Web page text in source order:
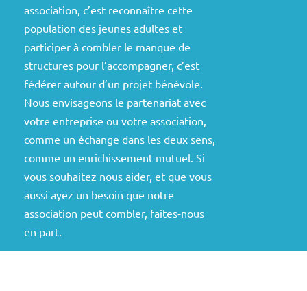
association, c’est reconnaître cette
population des jeunes adultes et
participer à combler le manque de
structures pour l’accompagner, c’est
fédérer autour d’un projet bénévole.
Nous envisageons le partenariat avec
votre entreprise ou votre association,
comme un échange dans les deux sens,
comme un enrichissement mutuel. Si
vous souhaitez nous aider, et que vous
aussi ayez un besoin que notre
association peut combler, faites-nous
en part.